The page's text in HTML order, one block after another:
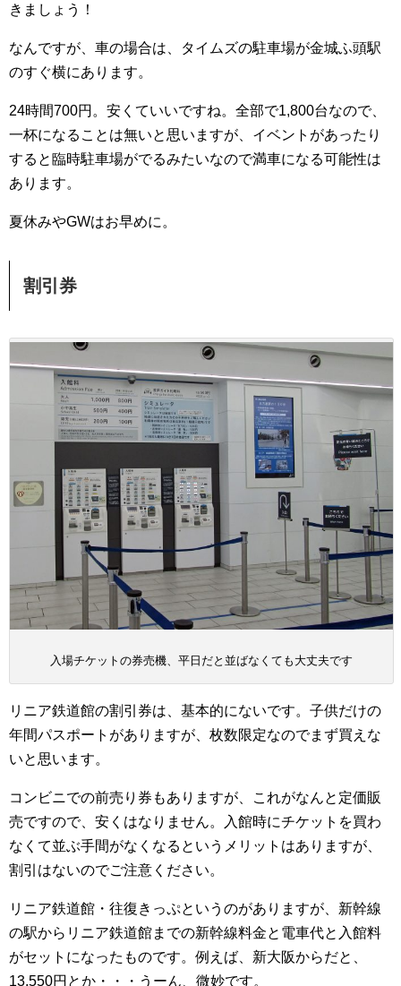
きましょう！
なんですが、車の場合は、タイムズの駐車場が金城ふ頭駅
のすぐ横にあります。
24時間700円。安くていいですね。全部で1,800台なので、
一杯になることは無いと思いますが、イベントがあったり
すると臨時駐車場がでるみたいなので満車になる可能性は
あります。
夏休みやGWはお早めに。
割引券
入場チケットの券売機、平日だと並ばなくても大丈夫です
リニア鉄道館の割引券は、基本的にないです。子供だけの
年間パスポートがありますが、枚数限定なのでまず買えな
いと思います。
コンビニでの前売り券もありますが、これがなんと定価販
売ですので、安くはなりません。入館時にチケットを買わ
なくて並ぶ手間がなくなるというメリットはありますが、
割引はないのでご注意ください。
リニア鉄道館・往復きっぷというのがありますが、新幹線
の駅からリニア鉄道館までの新幹線料金と電車代と入館料
がセットになったものです。例えば、新大阪からだと、
13,550円とか・・・うーん、微妙です。